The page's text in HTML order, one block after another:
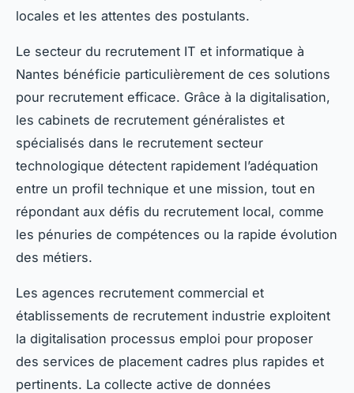
locales et les attentes des postulants.
Le secteur du recrutement IT et informatique à
Nantes bénéficie particulièrement de ces solutions
pour recrutement efficace. Grâce à la digitalisation,
les cabinets de recrutement généralistes et
spécialisés dans le recrutement secteur
technologique détectent rapidement l’adéquation
entre un profil technique et une mission, tout en
répondant aux défis du recrutement local, comme
les pénuries de compétences ou la rapide évolution
des métiers.
Les agences recrutement commercial et
établissements de recrutement industrie exploitent
la digitalisation processus emploi pour proposer
des services de placement cadres plus rapides et
pertinents. La collecte active de données